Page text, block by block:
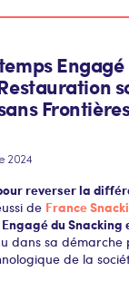
Engagé
2024
reverser la
de France
du Snacking
dans sa démarche
de la